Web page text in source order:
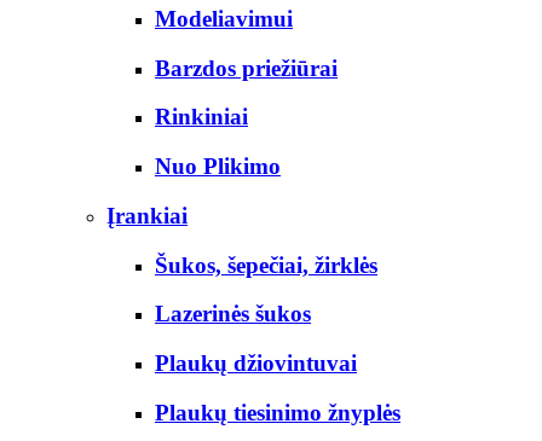
Modeliavimui
Barzdos priežiūrai
Rinkiniai
Nuo Plikimo
Įrankiai
Šukos, šepečiai, žirklės
Lazerinės šukos
Plaukų džiovintuvai
Plaukų tiesinimo žnyplės